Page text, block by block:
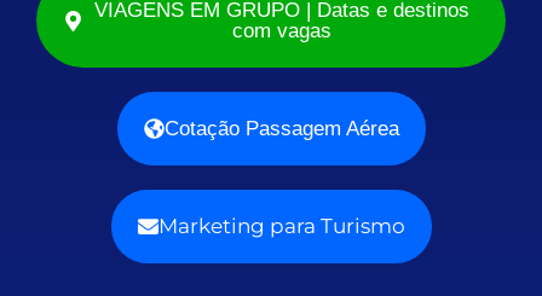
VIAGENS EM GRUPO | Datas e destinos
com vagas
Cotação Passagem Aérea
Marketing para Turismo